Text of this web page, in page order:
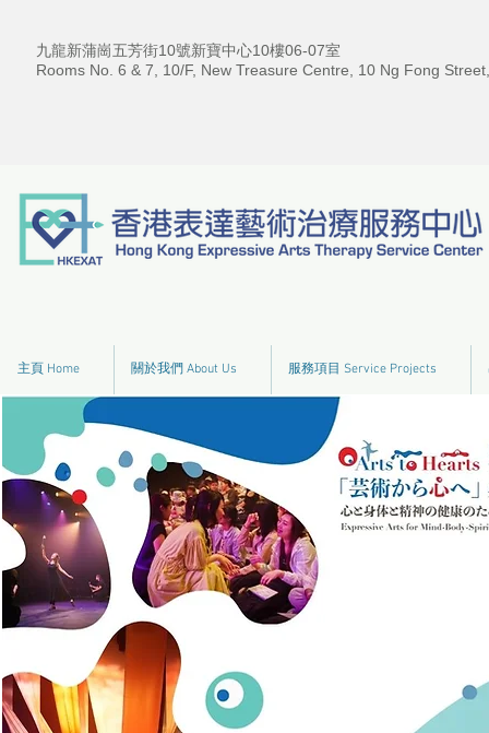
九龍新蒲崗五芳街10號新寶中心10樓06-07室
Rooms No. 6 & 7, 10/F, New Treasure Centre, 10 Ng Fong
主頁 Home 關於我們 About Us 服務項目 Service Projects